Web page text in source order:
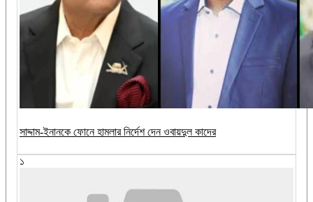
সাদ্দাম-ইনানকে ফোনে হামলার নির্দেশ দেন ওবায়দুল কাদের
১